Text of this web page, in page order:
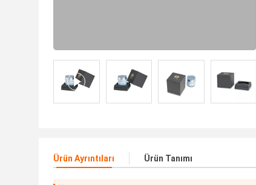
Ürün Ayrıntıları Ürün Tanımı